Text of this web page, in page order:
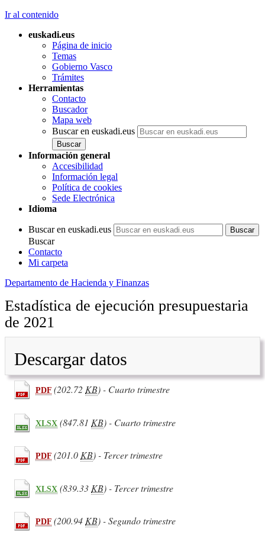
Ir al contenido
euskadi.eus
Página de inicio
Temas
Gobierno Vasco
Trámites
Herramientas
Contacto
Buscador
Mapa web
Buscar en euskadi.eus
Información general
Accesibilidad
Información legal
Política de cookies
Sede Electrónica
Idioma
Buscar en euskadi.eus
Buscar
Contacto
Mi carpeta
Departamento de Hacienda y Finanzas
Estadística de ejecución presupuestaria
de 2021
Descargar datos
PDF (202.72 KB) - Cuarto trimestre
XLSX (847.81 KB) - Cuarto trimestre
PDF (201.0 KB) - Tercer trimestre
XLSX (839.33 KB) - Tercer trimestre
PDF (200.94 KB) - Segundo trimestre